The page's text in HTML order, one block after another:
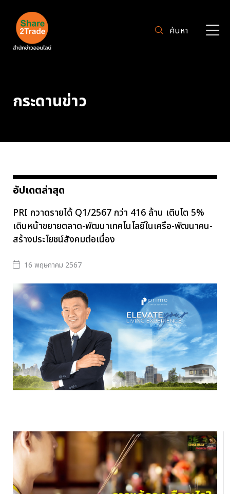
ค้นหา
กระดานข่าว
อัปเดตล่าสุด
PRI กวาดรายได้ Q1/2567 กว่า 416 ล้าน เติบโต 5%
เดินหน้าขยายตลาด-พัฒนาเทคโนโลยีในเครือ-พัฒนาคน-
สร้างประโยชน์สังคมต่อเนื่อง
16 พฤษภาคม 2567